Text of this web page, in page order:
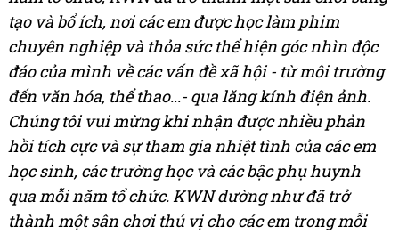
tạo và bổ ích, nơi các em được học làm phim
chuyên nghiệp và thỏa sức thể hiện góc nhìn độc
đáo của mình về các vấn đề xã hội- từ môi trường
đến văn hóa, thể thao...- qua lăng kính điện ảnh.
Chúng tôi vui mừng khi nhận được nhiều phản
hồi tích cực và sự tham gia nhiệt tình của các em
học sinh, các trường học và các bậc phụ huynh
qua mỗi năm tổ chức. KWN dường như đã trở
thành một sân chơi thú vị cho các em trong mỗi